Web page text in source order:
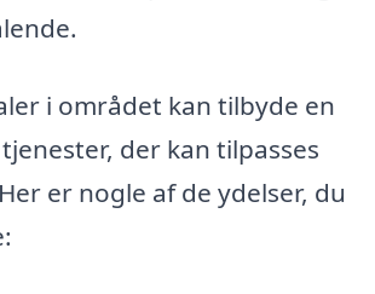
i området kan tilbyde en
der kan tilpasses
er nogle af de ydelser, du